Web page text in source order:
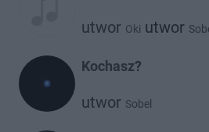
utwor Oki utwor
Kochasz?
utwor Sobel